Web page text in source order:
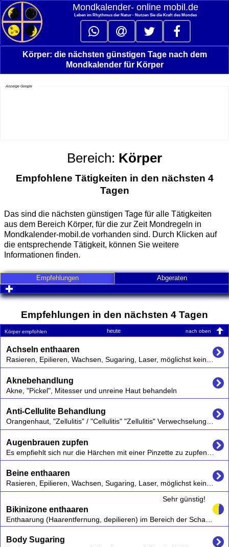
Mondkalender‑ online mobil.de
Leben im Rhythmus der Natur - Nutzen Sie die Kraft des Mondes
Körper: die nächsten günstigen Tage nach dem
Mondkalender für Körper
Anzeige Google
Bereich: Körper
Empfohlene Tätigkeiten in den nächsten 4
Tagen
Das sind die nächsten günstigen Tage für alle Tätigkeiten
aus dem Bereich Körper, für die zur Zeit Mondregeln in
Mondkalender-mobil.de vorhanden sind. Durch Klicken auf
die entsprechende Tätigkeit, können Sie weitere
Informationen finden.
Empfehlungen Abgeraten
click to expand contents
Empfehlungen in den nächsten 4 Tagen
Körper empfohlen heute nach oben
Achseln enthaaren
Aknebehandlung
Akne, "Pickel", Mitesser und unreine Haut behandeln
Anti-Cellulite Behandlung
Orangenhaut, "Zellulitis" / "Cellulitis" "Zellulitis" Verwechselungsgefahr:es gibt eine Zellulitis, ein entzündlicher Prozess , allderdings ist hier die "Orangenhaut", korrekt Cellulite gemeint. Vgl. Wikipedia "Zellulitis","Cellulite"
Augenbrauen zupfen
Beine enthaaren
Rasieren, Epilieren, Wachsen, Sugaring, Laser, möglichst keine chemischen Cremes verwenden die kurzfristig zu Irritationen und auch langfristig schaden können,
Bikinizone enthaaren
Sehr günstig!
Body Sugaring